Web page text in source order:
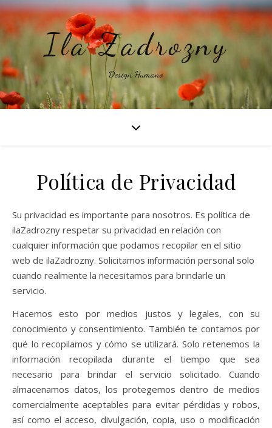
Ila Zadrozny
Design Humano
Política de Privacidad
Su privacidad es importante para nosotros. Es política de
ilaZadrozny respetar su privacidad en relación con
cualquier información que podamos recopilar en el sitio
web de ilaZadrozny. Solicitamos información personal solo
cuando realmente la necesitamos para brindarle un
servicio.
Hacemos esto por medios justos y legales, con su
conocimiento y consentimiento. También te contamos por
qué lo recopilamos y cómo se utilizará. Solo retenemos la
información recopilada durante el tiempo que sea
necesario para brindar el servicio solicitado. Cuando
almacenamos datos, los protegemos dentro de medios
comercialmente aceptables para evitar pérdidas y robos,
así como el acceso, divulgación, copia, uso o modificación